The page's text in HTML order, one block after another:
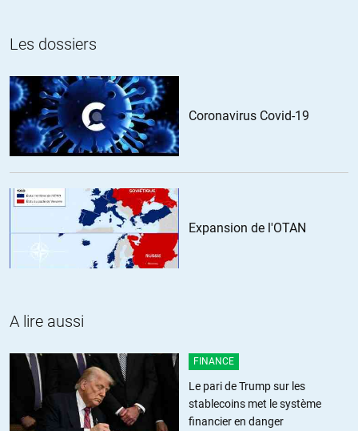
recommande. Vivement.
LibEgaFra//11.05.2021 à 18h11
« @LibEgaFra
Le présent site avait proposé il y a peu la vidéo suivante: »
Ouais, un type qui se la pète, je suis achement impressionné!
Je préfère Schopenhauer.
Les sophismes les plus utilisés: ad personam, homme de
paille.
Si vous pensez que je me trompe, j’attends vos arguments.
Les dossiers
Coronavirus Covid-19
Expansion de l'OTAN
A lire aussi
FINANCE
Le pari de Trump sur les
stablecoins met le système
financier en danger